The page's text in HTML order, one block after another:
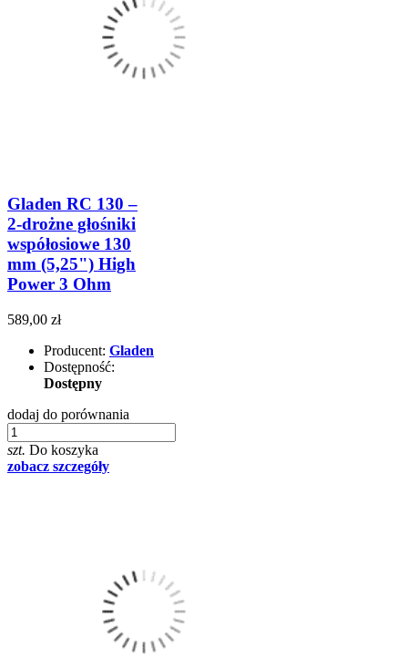
Gladen RC 130 –
2-drożne głośniki
współosiowe 130
mm (5,25") High
Power 3 Ohm
589,00 zł
Producent: Gladen
Dostępność:
Dostępny
dodaj do porównania
szt. Do koszyka
zobacz szczegóły